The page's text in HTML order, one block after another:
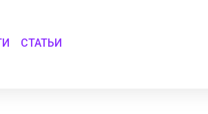
СТАТЬИ